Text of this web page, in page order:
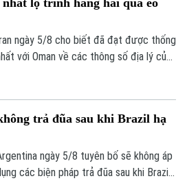
ngày 5/8 cho biết đã đạt được thống
với Oman về các thông số địa lý của
trả đũa sau khi Brazil hạ
ngày 5/8 tuyên bố sẽ không áp
các biện pháp trả đũa sau khi Brazil